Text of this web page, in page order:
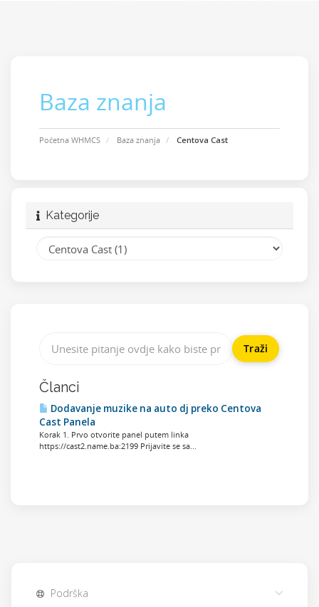
Baza znanja
Početna WHMCS Baza znanja Centova Cast
Kategorije
Članci
Dodavanje muzike na auto dj preko Centova
Cast Panela
Korak 1. Prvo otvorite panel putem linka
https://cast2.name.ba:2199 Prijavite se sa...
Podrška